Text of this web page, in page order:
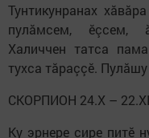
Тунтикунранах
пулăмсем, ӗçсем,
Халиччен татса
тухса тăраççӗ.
СКОРПИОН 24.X – 22.XI
Ку эрнере сире питӗ